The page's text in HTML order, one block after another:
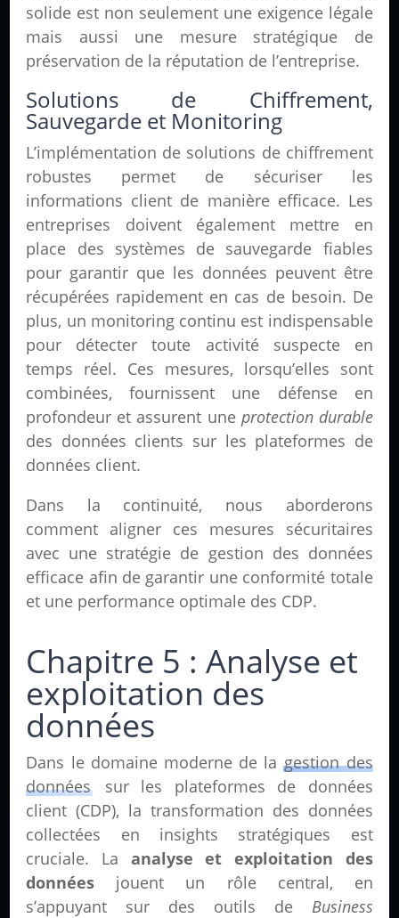
solide est non seulement une exigence légale
mais aussi une mesure stratégique de
préservation de la réputation de l’entreprise.
Solutions de Chiffrement,
Sauvegarde et Monitoring
L’implémentation de solutions de chiffrement
robustes permet de sécuriser les
informations client de manière efficace. Les
entreprises doivent également mettre en
place des systèmes de sauvegarde fiables
pour garantir que les données peuvent être
récupérées rapidement en cas de besoin. De
plus, un monitoring continu est indispensable
pour détecter toute activité suspecte en
temps réel. Ces mesures, lorsqu’elles sont
combinées, fournissent une défense en
profondeur et assurent une protection durable
des données clients sur les plateformes de
données client.
Dans la continuité, nous aborderons
comment aligner ces mesures sécuritaires
avec une stratégie de gestion des données
efficace afin de garantir une conformité totale
et une performance optimale des CDP.
Chapitre 5 : Analyse et
exploitation des
données
Dans le domaine moderne de la gestion des
données sur les plateformes de données
client (CDP), la transformation des données
collectées en insights stratégiques est
cruciale. La analyse et exploitation des
données jouent un rôle central, en
s’appuyant sur des outils de Business